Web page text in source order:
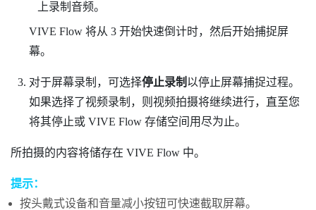
上录制音频。
VIVE Flow将从 3 开始快速倒计时，然后开始捕捉屏
幕。
对于屏幕录制，可选择停止录制 以停止屏幕捕捉过程。
如果选择了视频录制，则视频拍摄将继续进行，直至您
将其停止或 VIVE Flow存储空间用尽为止。
所拍摄的内容将储存在 VIVE Flow 中。
提示：
按头戴式设备和音量减小按钮可快速截取屏幕。